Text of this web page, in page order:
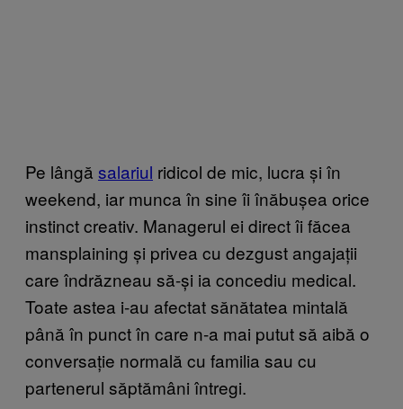
Pe lângă salariul ridicol de mic, lucra și în
weekend, iar munca în sine îi înăbușea orice
instinct creativ. Managerul ei direct îi făcea
mansplaining și privea cu dezgust angajații
care îndrăzneau să-și ia concediu medical.
Toate astea i-au afectat sănătatea mintală
până în punct în care n-a mai putut să aibă o
conversație normală cu familia sau cu
partenerul săptămâni întregi.